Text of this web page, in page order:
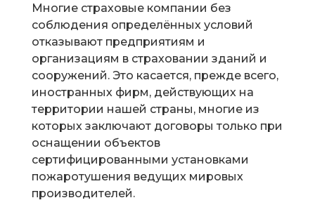
Многие страховые компании без
соблюдения определённых условий
отказывают предприятиям и
организациям в страховании зданий и
сооружений. Это касается, прежде всего,
иностранных фирм, действующих на
территории нашей страны, многие из
которых заключают договоры только при
оснащении объектов
сертифицированными установками
пожаротушения ведущих мировых
производителей.